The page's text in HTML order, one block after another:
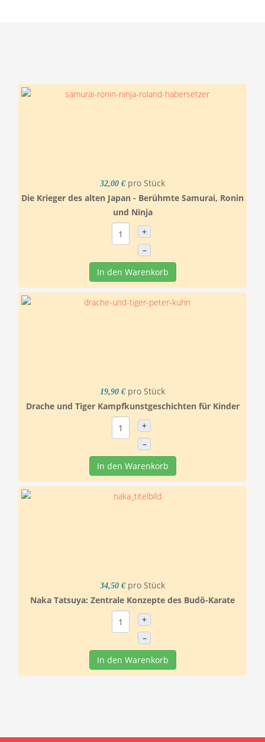
32,00 € pro Stück
Die Krieger des alten Japan - Berühmte Samurai, Ronin
und Ninja
+
–
In den Warenkorb
19,90 € pro Stück
Drache und Tiger Kampfkunstgeschichten für Kinder
+
–
In den Warenkorb
34,50 € pro Stück
Naka Tatsuya: Zentrale Konzepte des Budô-Karate
+
–
In den Warenkorb